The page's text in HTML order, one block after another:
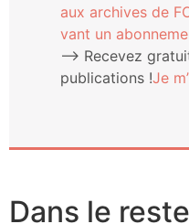
aux archives de
vant un
⟶ Rece­vez
publi­ca­tions !Je
Dans le